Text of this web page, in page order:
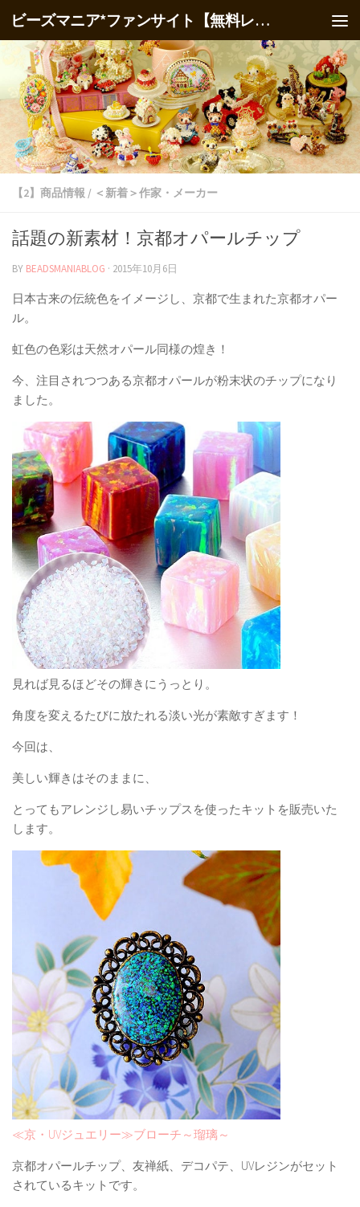
ビーズマニア*ファンサイト【無料レシピ】
【2】商品情報 / ＜新着＞作家・メーカー
話題の新素材！京都オパールチップ
BY BEADSMANIABLOG · 2015年10月6日
日本古来の伝統色をイメージし、京都で生まれた京都オパー
ル。
虹色の色彩は天然オパール同様の煌き！
今、注目されつつある京都オパールが粉末状のチップになり
ました。
見れば見るほどその輝きにうっとり。
角度を変えるたびに放たれる淡い光が素敵すぎます！
今回は、
美しい輝きはそのままに、
とってもアレンジし易いチップスを使ったキットを販売いた
します。
≪京・UVジュエリー≫ブローチ～瑠璃～
京都オパールチップ、友禅紙、デコパテ、UVレジンがセット
されているキットです。